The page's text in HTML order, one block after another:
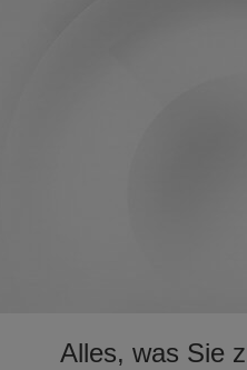
Alles, was Sie